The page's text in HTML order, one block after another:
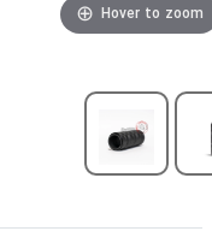
Hover to zoom